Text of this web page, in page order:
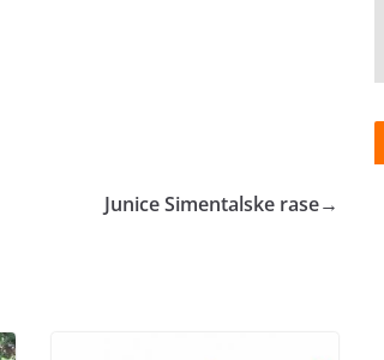
Junice Simentalske rase→